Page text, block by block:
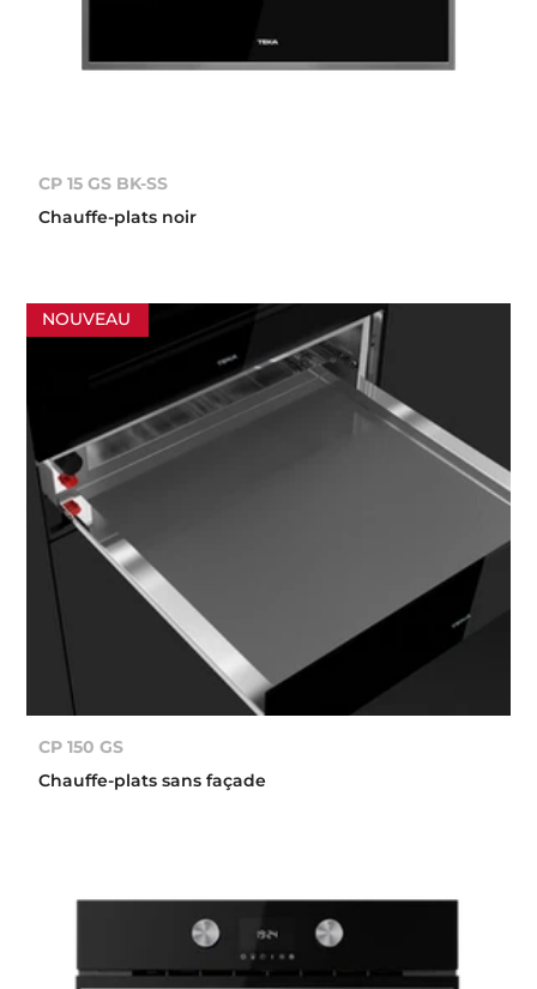
CP 15 GS BK-SS
Chauffe-plats noir
NOUVEAU
CP 150 GS
Chauffe-plats sans façade